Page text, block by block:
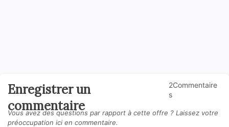
Enregistrer un
commentaire
2Commentaire
s
Vous avez des questions par rapport à cette offre ? Laissez votre
préoccupation ici en commentaire.